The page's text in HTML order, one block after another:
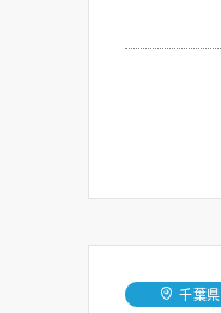
千葉県